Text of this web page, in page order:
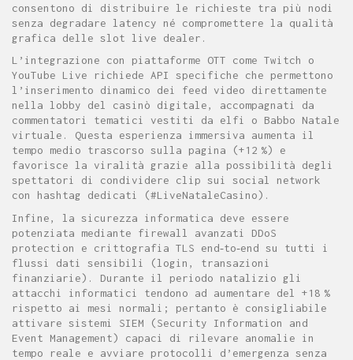
consentono di distribuire le richieste tra più nodi
senza degradare latency né compromettere la qualità
grafica delle slot live dealer.
L’integrazione con piattaforme OTT come Twitch o
YouTube Live richiede API specifiche che permettono
l’inserimento dinamico dei feed video direttamente
nella lobby del casinò digitale, accompagnati da
commentatori tematici vestiti da elfi o Babbo Natale
virtuale. Questa esperienza immersiva aumenta il
tempo medio trascorso sulla pagina (+12 %) e
favorisce la viralità grazie alla possibilità degli
spettatori di condividere clip sui social network
con hashtag dedicati (#LiveNataleCasino).
Infine, la sicurezza informatica deve essere
potenziata mediante firewall avanzati DDoS
protection e crittografia TLS end‑to‑end su tutti i
flussi dati sensibili (login, transazioni
finanziarie). Durante il periodo natalizio gli
attacchi informatici tendono ad aumentare del +18 %
rispetto ai mesi normali; pertanto è consigliabile
attivare sistemi SIEM (Security Information and
Event Management) capaci di rilevare anomalie in
tempo reale e avviare protocolli d’emergenza senza